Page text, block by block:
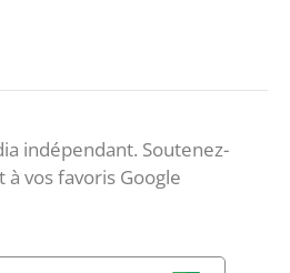
indépendant. Soutenez-
vos favoris Google